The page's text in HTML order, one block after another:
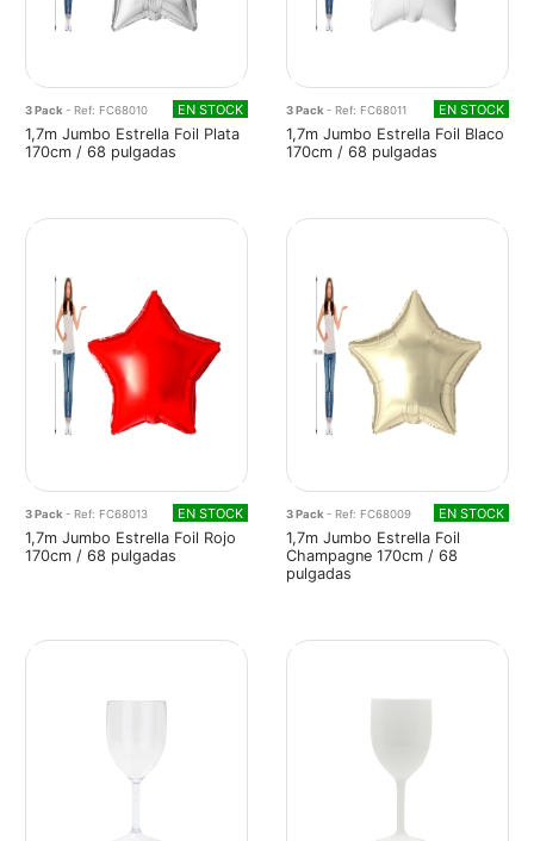
3 Pack- Ref: FC68010 EN STOCK
1,7m Jumbo Estrella Foil Plata
170cm / 68 pulgadas
3 Pack- Ref: FC68011 EN STOCK
1,7m Jumbo Estrella Foil Blaco
170cm / 68 pulgadas
3 Pack - Ref: FC68013 EN STOCK
1,7m Jumbo Estrella Foil Rojo
170cm / 68 pulgadas
3 Pack - Ref: FC68009 EN STOCK
1,7m Jumbo Estrella Foil
Champagne 170cm / 68
pulgadas